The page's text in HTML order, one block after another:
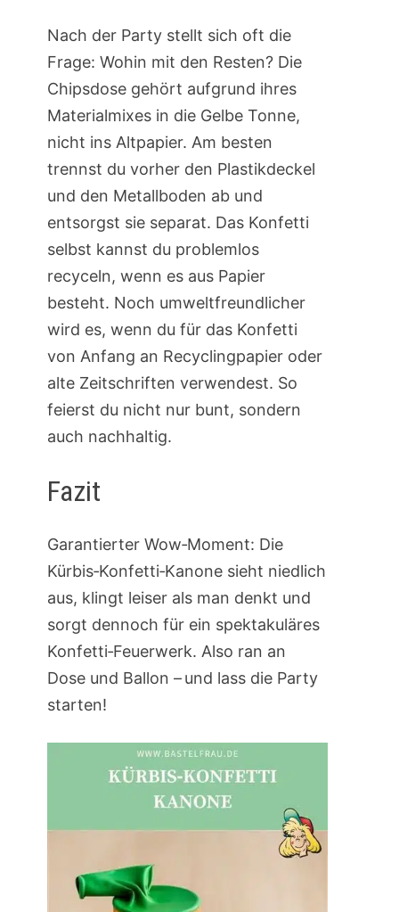
Nach der Party stellt sich oft die
Frage: Wohin mit den Resten? Die
Chipsdose gehört aufgrund ihres
Materialmixes in die Gelbe Tonne,
nicht ins Altpapier. Am besten
trennst du vorher den Plastikdeckel
und den Metallboden ab und
entsorgst sie separat. Das Konfetti
selbst kannst du problemlos
recyceln, wenn es aus Papier
besteht. Noch umweltfreundlicher
wird es, wenn du für das Konfetti
von Anfang an Recyclingpapier oder
alte Zeitschriften verwendest. So
feierst du nicht nur bunt, sondern
auch nachhaltig.
Fazit
Garantierter Wow‑Moment: Die
Kürbis‑Konfetti‑Kanone sieht niedlich
aus, klingt leiser als man denkt und
sorgt dennoch für ein spektakuläres
Konfetti‑Feuerwerk. Also ran an
Dose und Ballon – und lass die Party
starten!